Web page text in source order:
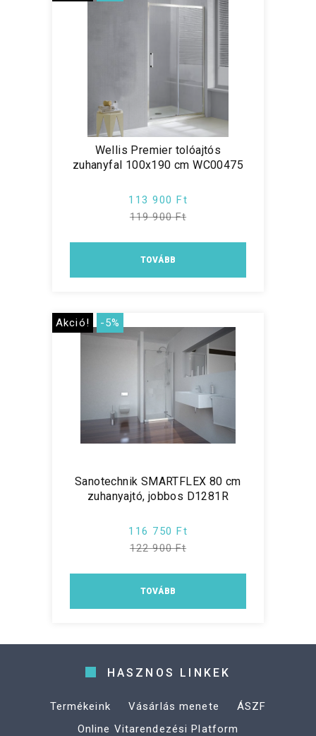
Wellis Premier tolóajtós
zuhanyfal 100x190 cm WC00475
113 900 Ft
119 900 Ft
TOVÁBB
Akció! -5%
Sanotechnik SMARTFLEX 80 cm
zuhanyajtó, jobbos D1281R
116 750 Ft
122 900 Ft
TOVÁBB
HASZNOS LINKEK
Termékeink Vásárlás menete
ÁSZF
Online Vitarendezési Platform